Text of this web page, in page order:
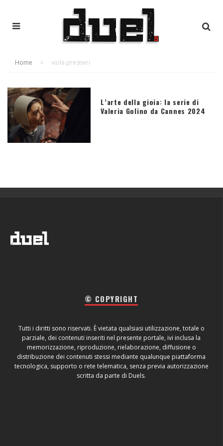
Home viola prestieri
L’arte della gioia: la serie di
Valeria Golino da Cannes 2024
© COPYRIGHT
Tutti i diritti sono riservati. È vietata qualsiasi utilizzazione, totale o
parziale, dei contenuti inseriti nel presente portale, ivi inclusa la
memorizzazione, riproduzione, rielaborazione, diffusione o
distribuzione dei contenuti stessi mediante qualunque piattaforma
tecnologica, supporto o rete telematica, senza previa autorizzazione
scritta da parte di Duels.